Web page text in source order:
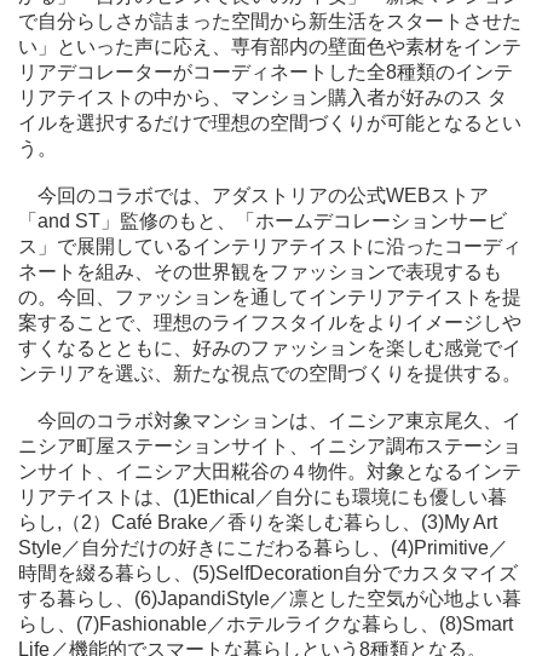
で自分らしさが詰まった空間から新生活をスタートさせた
い」といった声に応え、専有部内の壁面色や素材をインテ
リアデコレーターがコーディネートした全8種類のインテ
リアテイストの中から、マンション購入者が好みのス タ
イルを選択するだけで理想の空間づくりが可能となるとい
う。
今回のコラボでは、アダストリアの公式WEBストア
「and ST」監修のもと、「ホームデコレーションサービ
ス」で展開しているインテリアテイストに沿ったコーディ
ネートを組み、その世界観をファッションで表現するも
の。今回、ファッションを通してインテリアテイストを提
案することで、理想のライフスタイルをよりイメージしや
すくなるとともに、好みのファッションを楽しむ感覚でイ
ンテリアを選ぶ、新たな視点での空間づくりを提供する。
今回のコラボ対象マンションは、イニシア東京尾久、イ
ニシア町屋ステーションサイト、イニシア調布ステーショ
ンサイト、イニシア大田糀谷の４物件。対象となるインテ
リアテイストは、(1)Ethical／自分にも環境にも優しい暮
らし,（2）Café Brake／香りを楽しむ暮らし、(3)My Art
Style／自分だけの好きにこだわる暮らし、(4)Primitive／
時間を綴る暮らし、(5)SelfDecoration自分でカスタマイズ
する暮らし、(6)JapandiStyle／凛とした空気が心地よい暮
らし、(7)Fashionable／ホテルライクな暮らし、(8)Smart
Life／機能的でスマートな暮らしという8種類となる。